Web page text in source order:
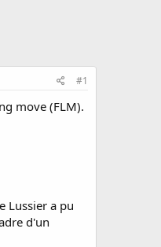
#1
move (FLM).
Lussier a pu
d'un